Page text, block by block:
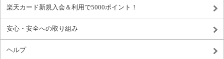
楽天カード新規入会＆利用で5000ポイント！
安心・安全への取り組み
ヘルプ